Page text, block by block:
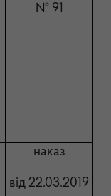
№ 91
наказ
від 22.03.2019